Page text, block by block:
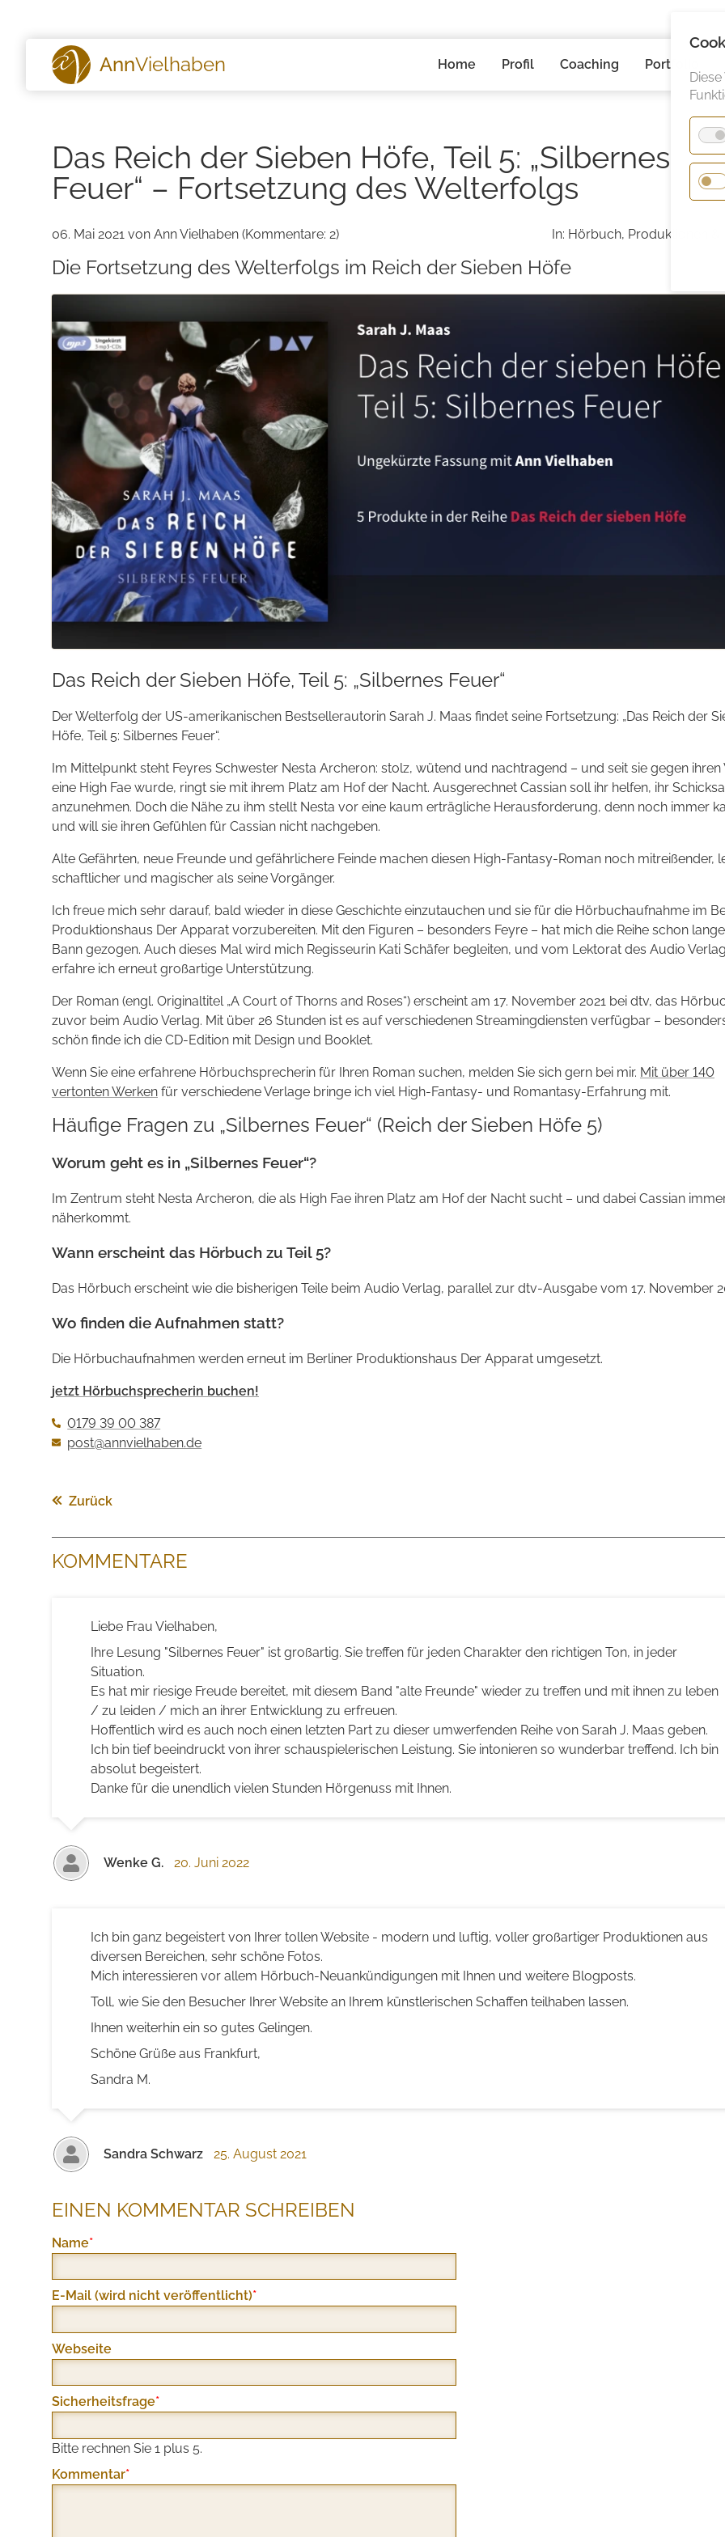
AnnVielhaben
Navigation
Home Profil Coaching Portfolio
Das Reich der Sieben Höfe, Teil 5: „Silbernes
Feuer“ – Fortsetzung des Welterfolgs
06. Mai 2021 von Ann Vielhaben (Kommentare: 2) In: Hörbuch, Produktionen &
Die Fortsetzung des Welterfolgs im Reich der Sieben Höfe
Das Reich der Sieben Höfe, Teil 5: „Silbernes Feuer“
Der Welterfolg der US-amerika­nischen Bestseller­autorin Sarah J. Maas findet seine Fortsetzung: „Das Reich der
Höfe, Teil 5: Silbernes Feuer“.
Im Mittelpunkt steht Feyres Schwester Nesta Archeron: stolz, wütend und nachtragend – und seit sie gegen ihren
eine High Fae wurde, ringt sie mit ihrem Platz am Hof der Nacht. Ausgerechnet Cassian soll ihr helfen, ihr
anzunehmen. Doch die Nähe zu ihm stellt Nesta vor eine kaum erträgliche Heraus­forderung, denn noch immer
und will sie ihren Gefühlen für Cassian nicht nachgeben.
Alte Gefährten, neue Freunde und gefährlichere Feinde machen diesen High-Fantasy-Roman noch mitreißender,
schaftlicher und magischer als seine Vorgänger.
Ich freue mich sehr darauf, bald wieder in diese Geschichte einzutauchen und sie für die Hörbuch­aufnahme im
Produktions­haus Der Apparat vorzubereiten. Mit den Figuren – besonders Feyre – hat mich die Reihe schon
Bann gezogen. Auch dieses Mal wird mich Regisseurin Kati Schäfer begleiten, und vom Lektorat des Audio
erfahre ich erneut großartige Unter­stützung.
Der Roman (engl. Originaltitel „A Court of Thorns and Roses“) erscheint am 17. November 2021 bei dtv, das
zuvor beim Audio Verlag. Mit über 26 Stunden ist es auf verschiedenen Streaming­diensten verfügbar –
schön finde ich die CD-Edition mit Design und Booklet.
Wenn Sie eine erfahrene Hörbuch­sprecherin für Ihren Roman suchen, melden Sie sich gern bei mir. Mit über 140
vertonten Werken für verschiedene Verlage bringe ich viel High-Fantasy- und Romantasy-Erfahrung mit.
Häufige Fragen zu „Silbernes Feuer“ (Reich der Sieben Höfe 5)
Worum geht es in „Silbernes Feuer“?
Im Zentrum steht Nesta Archeron, die als High Fae ihren Platz am Hof der Nacht sucht – und dabei Cassian
näherkommt.
Wann erscheint das Hörbuch zu Teil 5?
Das Hörbuch erscheint wie die bisherigen Teile beim Audio Verlag, parallel zur dtv-Ausgabe vom 17. November
Wo finden die Aufnahmen statt?
Die Hörbuch­aufnahmen werden erneut im Berliner Produktions­haus Der Apparat umgesetzt.
jetzt Hörbuchsprecherin buchen!
0179 39 00 387
post@annvielhaben.de
Zurück
KOMMENTARE
20. Juni 2022
Wenke G.
Liebe Frau Vielhaben,
Ihre Lesung "Silbernes Feuer" ist großartig. Sie treffen für jeden Charakter den richtigen Ton, in jeder
Situation.
Es hat mir riesige Freude bereitet, mit diesem Band "alte Freunde" wieder zu treffen und mit ihnen zu leben
/ zu leiden / mich an ihrer Entwicklung zu erfreuen.
Hoffentlich wird es auch noch einen letzten Part zu dieser umwerfenden Reihe von Sarah J. Maas geben.
Ich bin tief beeindruckt von ihrer schauspielerischen Leistung. Sie intonieren so wunderbar treffend. Ich bin
absolut begeistert.
Danke für die unendlich vielen Stunden Hörgenuss mit Ihnen.
25. August 2021
Sandra Schwarz
Ich bin ganz begeistert von Ihrer tollen Website - modern und luftig, voller großartiger Produktionen aus
diversen Bereichen, sehr schöne Fotos.
Mich interessieren vor allem Hörbuch-Neuankündigungen mit Ihnen und weitere Blogposts.
Toll, wie Sie den Besucher Ihrer Website an Ihrem künstlerischen Schaffen teilhaben lassen.
Ihnen weiterhin ein so gutes Gelingen.
Schöne Grüße aus Frankfurt,
Sandra M.
EINEN KOMMENTAR SCHREIBEN
Pflichtfeld
Name*
Pflichtfeld
E-Mail (wird nicht veröffentlicht)*
Webseite
Pflichtfeld
Sicherheitsfrage*
Bitte rechnen Sie 1 plus 5.
Pflichtfeld
Kommentar*